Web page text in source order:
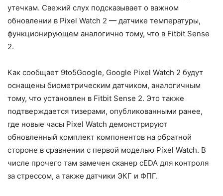
утечкам. Свежий слух подсказывает о важном
обновлении в Pixel Watch 2 — датчике температуры,
функционирующем аналогично тому, что в Fitbit Sense
2.
Как сообщает 9to5Google, Google Pixel Watch 2 будут
оснащены биометрическим датчиком, аналогичным
тому, что установлен в Fitbit Sense 2. Это также
подтверждается тизерами, опубликованными ранее,
где новые часы Pixel Watch демонстрируют
обновленный комплект компонентов на обратной
стороне в сравнении с первой моделью Pixel Watch. В
числе прочего там замечен сканер cEDA для контроля
за стрессом, а также датчики ЭКГ и ФПГ.